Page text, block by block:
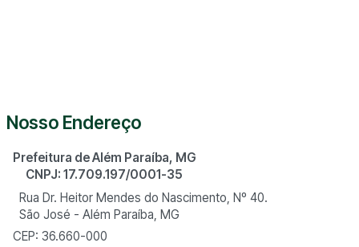
Nosso Endereço
Prefeitura de Além Paraíba, MG
CNPJ: 17.709.197/0001-35
Rua Dr. Heitor Mendes do Nascimento, Nº 40.
São José - Além Paraíba, MG
CEP: 36.660-000